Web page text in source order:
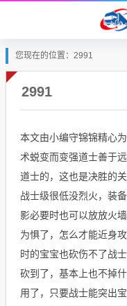
您现在的位置：2991
2991
本文由小编守锦锦精心
术蜕变而变强道士善于
道士的，这也是决胜的
战士级很低没烈火，装
影必要时也可以放放火
为惧了，怎么才能近身
时的宝宝也砍伤不了战
砍到了，基本上也不掉
用了，只要战士能突出